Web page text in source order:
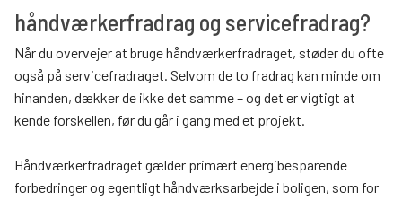
håndværkerfradrag og servicefradrag?
Når du overvejer at bruge håndværkerfradraget, støder du ofte
også på servicefradraget. Selvom de to fradrag kan minde om
hinanden, dækker de ikke det samme – og det er vigtigt at
kende forskellen, før du går i gang med et projekt.
Håndværkerfradraget gælder primært energibesparende
forbedringer og egentligt håndværksarbejde i boligen, som for